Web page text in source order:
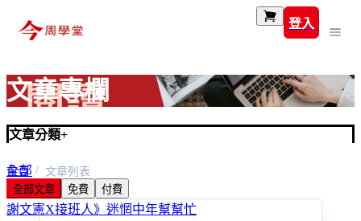
登入
文章專欄
文章分類+
全部
富玩家
謝文憲X接班人》迷惘中年幫幫忙
首頁
文章列表
全部文章
免費 付費